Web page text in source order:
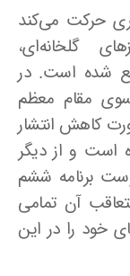
حرکت می‌کند
گلخانه‌ای،
شده است. در
مقام معظم
کاهش انتشار
است و از دیگر
برنامه ششم
آن تمامی
خود را در این